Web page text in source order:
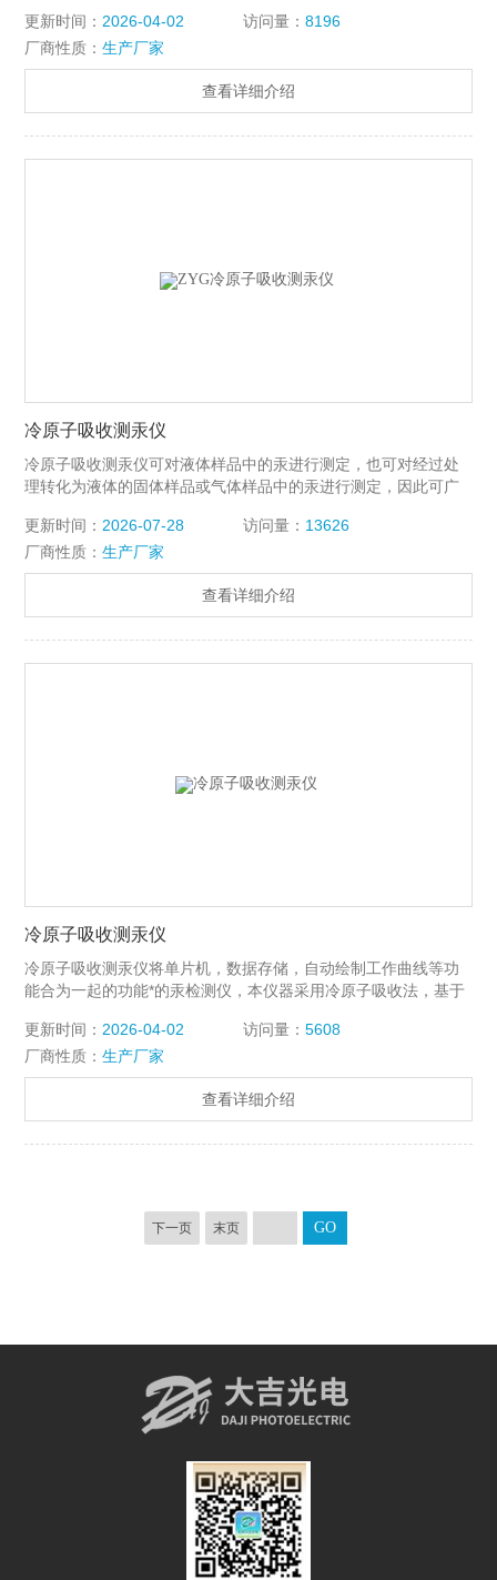
领域对微量汞的分析测定。
更新时间： 2026-04-02 访问量： 8196
厂商性质：生产厂家
查看详细介绍
冷原子吸收测汞仪
冷原子吸收测汞仪可对液体样品中的汞进行测定，也可对经过处
理转化为液体的固体样品或气体样品中的汞进行测定，因此可广
方面对微量汞的分析测定。可对液体样品中的汞进行测定，也可
对经过处理转化为液体的固体样品或气体样品中的汞进行测定，
因此可广泛用于环境监测、医疗卫生、食品检验、地质勘探及化
学研究等方面对微量汞的分析测定。
更新时间： 2026-07-28 访问量： 13626
厂商性质：生产厂家
查看详细介绍
冷原子吸收测汞仪
冷原子吸收测汞仪将单片机，数据存储，自动绘制工作曲线等功
能合为一起的功能*的汞检测仪，本仪器采用冷原子吸收法，基于
长253.7nm的紫外线具有强烈的吸收作用，在一定的范围内，汞
的浓度和吸收值成正比，符合比尔定律。直接测量出汞的含量、
直接读取测量浓度。
更新时间： 2026-04-02 访问量： 5608
厂商性质：生产厂家
查看详细介绍
下一页 末页